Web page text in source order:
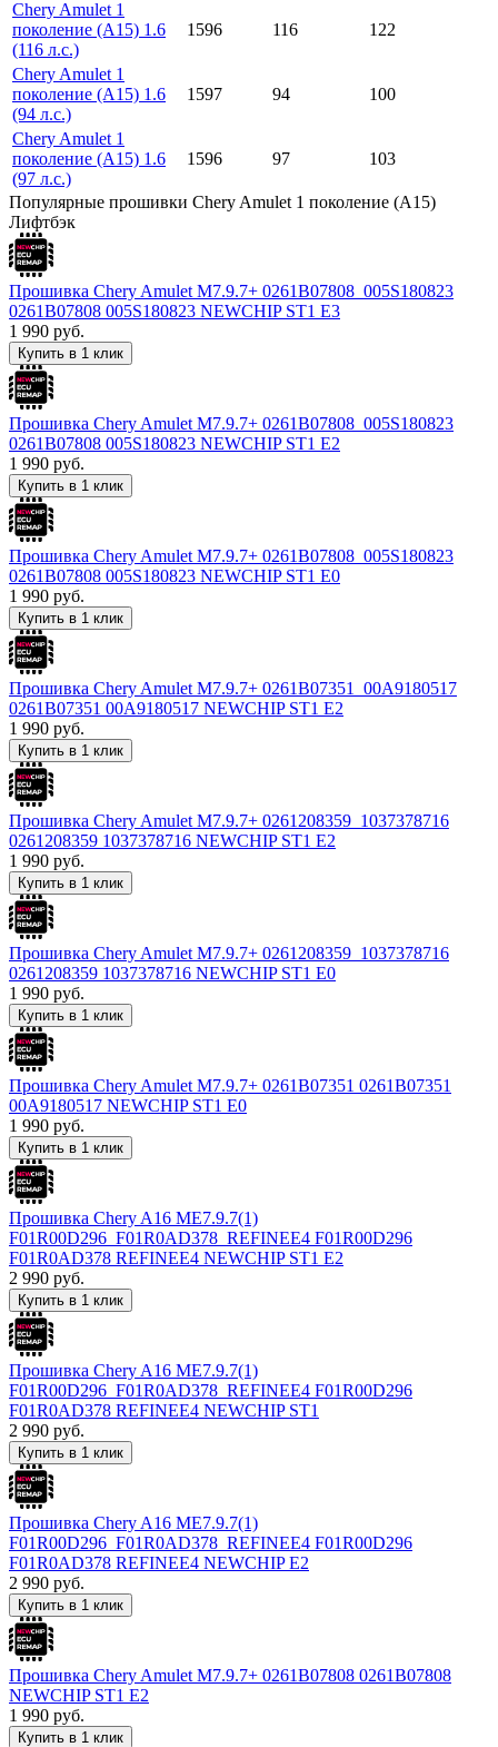
Chery Amulet 1
поколение (A15) 1.6
(116 л.с.)
1596 116 122
Chery Amulet 1
поколение (A15) 1.6
(94 л.с.)
1597 94 100
Chery Amulet 1
поколение (A15) 1.6
(97 л.с.)
1596 97 103
Популярные прошивки Chery Amulet 1 поколение (A15)
Лифтбэк
Прошивка Chery Amulet M7.9.7+ 0261B07808_005S180823
0261B07808 005S180823 NEWCHIP ST1 E3
1 990 руб.
Купить в 1 клик
Прошивка Chery Amulet M7.9.7+ 0261B07808_005S180823
0261B07808 005S180823 NEWCHIP ST1 E2
1 990 руб.
Купить в 1 клик
Прошивка Chery Amulet M7.9.7+ 0261B07808_005S180823
0261B07808 005S180823 NEWCHIP ST1 E0
1 990 руб.
Купить в 1 клик
Прошивка Chery Amulet M7.9.7+ 0261B07351_00A9180517
0261B07351 00A9180517 NEWCHIP ST1 E2
1 990 руб.
Купить в 1 клик
Прошивка Chery Amulet M7.9.7+ 0261208359_1037378716
0261208359 1037378716 NEWCHIP ST1 E2
1 990 руб.
Купить в 1 клик
Прошивка Chery Amulet M7.9.7+ 0261208359_1037378716
0261208359 1037378716 NEWCHIP ST1 E0
1 990 руб.
Купить в 1 клик
Прошивка Chery Amulet M7.9.7+ 0261B07351 0261B07351
00A9180517 NEWCHIP ST1 E0
1 990 руб.
Купить в 1 клик
Прошивка Chery A16 ME7.9.7(1)
F01R00D296_F01R0AD378_REFINEE4 F01R00D296
F01R0AD378 REFINEE4 NEWCHIP ST1 E2
2 990 руб.
Купить в 1 клик
Прошивка Chery A16 ME7.9.7(1)
F01R00D296_F01R0AD378_REFINEE4 F01R00D296
F01R0AD378 REFINEE4 NEWCHIP ST1
2 990 руб.
Купить в 1 клик
Прошивка Chery A16 ME7.9.7(1)
F01R00D296_F01R0AD378_REFINEE4 F01R00D296
F01R0AD378 REFINEE4 NEWCHIP E2
2 990 руб.
Купить в 1 клик
Прошивка Chery Amulet M7.9.7+ 0261B07808 0261B07808
NEWCHIP ST1 E2
1 990 руб.
Купить в 1 клик